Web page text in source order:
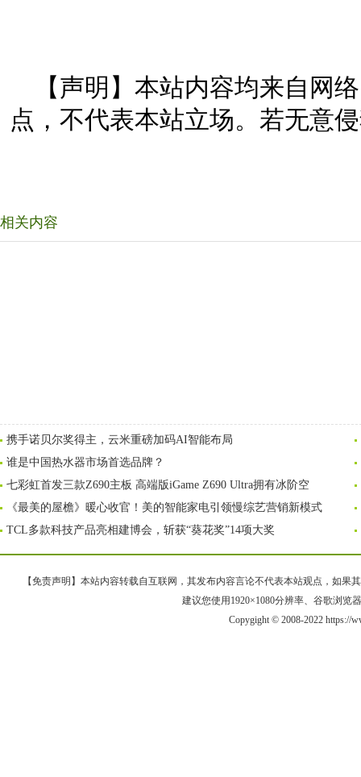
【声明】本站内容均来自网
点，不代表本站立场。若无意
相关内容
携手诺贝尔奖得主，云米重磅加码AI智能布局
谁是中国热水器市场首选品牌？
七彩虹首发三款Z690主板 高端版iGame Z690 Ultra拥有冰阶空
《最美的屋檐》暖心收官！美的智能家电引领慢综艺营销新模式
TCL多款科技产品亮相建博会，斩获“葵花奖”14项大奖
【免责声明】本站内容转载自互联网，其发布内容言论不代表本站观点，如果
建议您使用1920×1080分辨率、谷歌浏览
Copygight © 2008-2022 https://